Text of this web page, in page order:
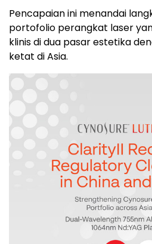
Pencapaian ini menandai
portofolio perangkat laser
klinis di dua pasar estetika
ketat di Asia.